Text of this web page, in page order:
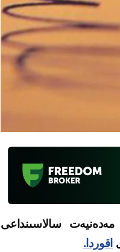
سالاسىنداعى
اقوردا.